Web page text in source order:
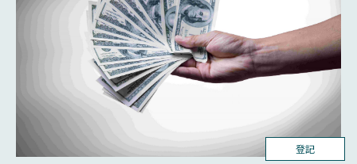
台湾ビジネス
登記